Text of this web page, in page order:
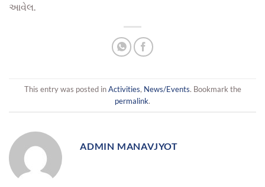
આવેલ.
This entry was posted inActivities, News/Events. Bookmark the
permalink.
ADMIN MANAVJYOT